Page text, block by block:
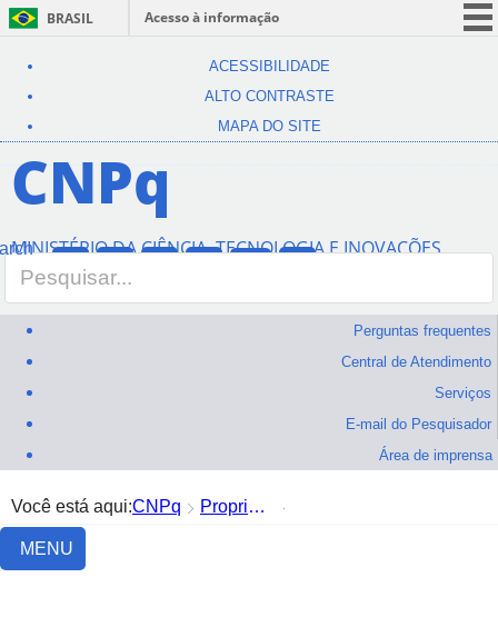
BRASIL
Acesso à informação
ACESSIBILIDADE
ALTO CONTRASTE
MAPA DO SITE
CNPq
MINISTÉRIO DA CIÊNCIA, TECNOLOGIA E INOVAÇÕES
Perguntas frequentes
Central de Atendimento
Serviços
E-mail do Pesquisador
Área de imprensa
Você está aqui:CNPq Propriedade Intelectual
MENU